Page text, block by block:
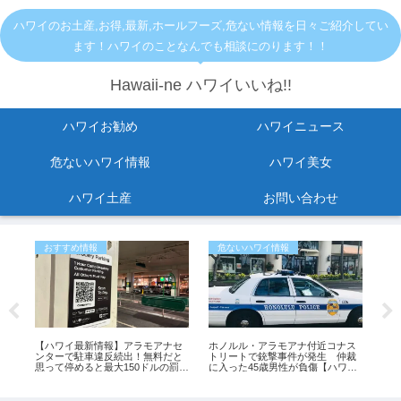
ハワイのお土産,お得,最新,ホールフーズ,危ない情報を日々ご紹介してい
ます！ハワイのことなんでも相談にのります！！
Hawaii-ne ハワイいいね!!
ハワイお勧め ハワイニュース
危ないハワイ情報 ハワイ美女
ハワイ土産 お問い合わせ
おすすめ情報
【ハワイ最新情報】アラモアナセ
ンターで駐車違反続出！無料だと
思って停めると最大150ドルの罰金
危ないハワイ情報
ホノルル・アラモアナ付近コナス
トリートで銃撃事件が発生 仲裁
に入った45歳男性が負傷【ハワイ